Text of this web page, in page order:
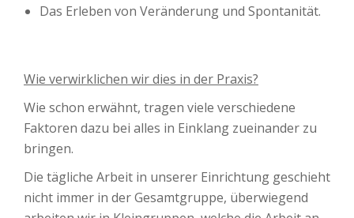
Das Erleben von Veränderung und Spontanität.
Wie verwirklichen wir dies in der Praxis?
Wie schon erwähnt, tragen viele verschiedene
Faktoren dazu bei alles in Einklang zueinander zu
bringen.
Die tägliche Arbeit in unserer Einrichtung geschieht
nicht immer in der Gesamtgruppe, überwiegend